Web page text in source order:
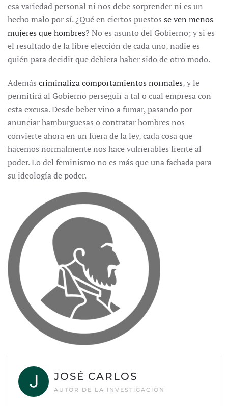
esa variedad personal ni nos debe sorprender ni es un
hecho malo por sí. ¿Qué en ciertos puestos se ven menos
mujeres que hombres? No es asunto del Gobierno; y si es
el resultado de la libre elección de cada uno, nadie es
quién para decidir que debiera haber sido de otro modo.
Además criminaliza comportamientos normales, y le
permitirá al Gobierno perseguir a tal o cual empresa con
esta excusa. Desde beber vino a fumar, pasando por
anunciar hamburguesas o contratar hombres nos
convierte ahora en un fuera de la ley, cada cosa que
hacemos normalmente nos hace vulnerables frente al
poder. Lo del feminismo no es más que una fachada para
su ideología de poder.
JOSÉ CARLOS
AUTOR DE LA INVESTIGACIÓN